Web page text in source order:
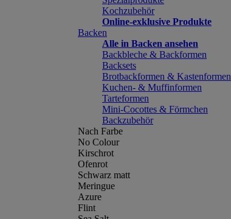
Kochzubehör
Online-exklusive Produkte
Backen
Alle in Backen ansehen
Backbleche & Backformen
Backsets
Brotbackformen & Kastenformen
Kuchen- & Muffinformen
Tarteformen
Mini-Cocottes & Förmchen
Backzubehör
Nach Farbe
No Colour
Kirschrot
Ofenrot
Schwarz matt
Meringue
Azure
Flint